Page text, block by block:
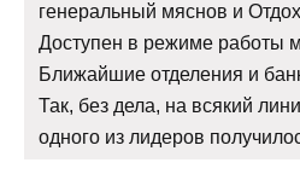
генеральный мяснов и
Доступен в режиме работы
Ближайшие отделения и
Так, без дела, на всякий
одного из лидеров